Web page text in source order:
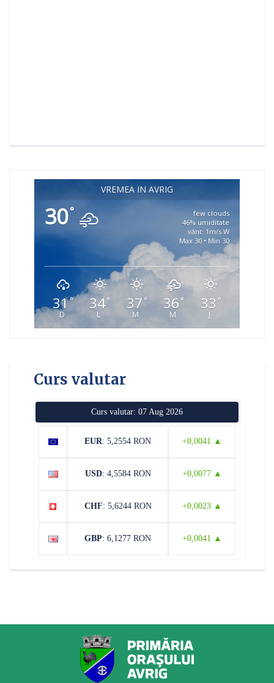
VREMEA ÎN AVRIG
30°
few clouds
46% umiditate
vânt: 1m/s W
Max 30 • Min 30
31°
D
34°
L
37°
M
36 °
M
33 °
J
Curs valutar
Curs valutar: 07 Aug 2026
EUR: 5,2554 RON +0,0041 ▲
USD: 4,5584 RON +0,0077 ▲
CHF: 5,6244 RON +0,0023 ▲
GBP: 6,1277 RON +0,0041 ▲